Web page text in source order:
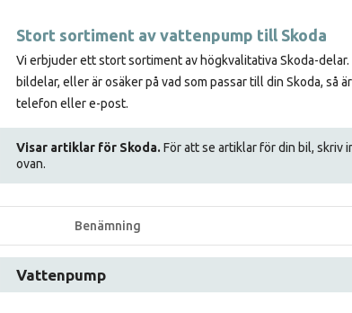
Stort sortiment av vattenpump till Skoda
Vi erbjuder ett stort sortiment av högkvalitativa Skoda-
bildelar, eller är osäker på vad som passar till din Skoda, så
telefon eller e-post.
Visar artiklar för Skoda. För att se artiklar för din bil,
ovan.
Benämning
Vattenpump